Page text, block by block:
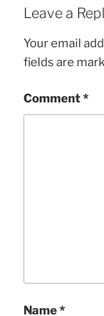
Leave a
Your email
fields are
Comment*
Name*